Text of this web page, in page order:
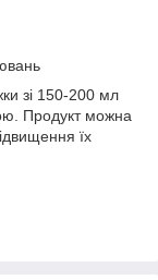
зі 150-200 мл
Продукт можна
їх